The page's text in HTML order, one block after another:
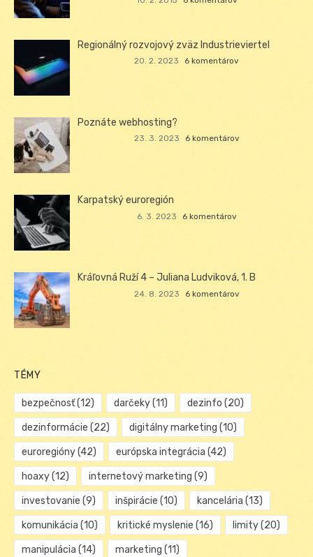
Regionálný rozvojový zväz Industrieviertel
20. 2. 2023 6 komentárov
Poznáte webhosting?
23. 3. 2023 6 komentárov
Karpatský euroregión
6. 3. 2023 6 komentárov
Kráľovná Ruží 4 – Juliana Ludviková, 1. B
24. 8. 2023 6 komentárov
TÉMY
bezpečnosť(12) darčeky(11) dezinfo (20)
dezinformácie (22) digitálny marketing (10)
euroregióny(42) európska integrácia (42)
hoaxy(12) internetový marketing (9)
investovanie (9) inšpirácie (10) kancelária (13)
komunikácia (10) kritické myslenie (16) limity(20)
manipulácia (14) marketing (11)